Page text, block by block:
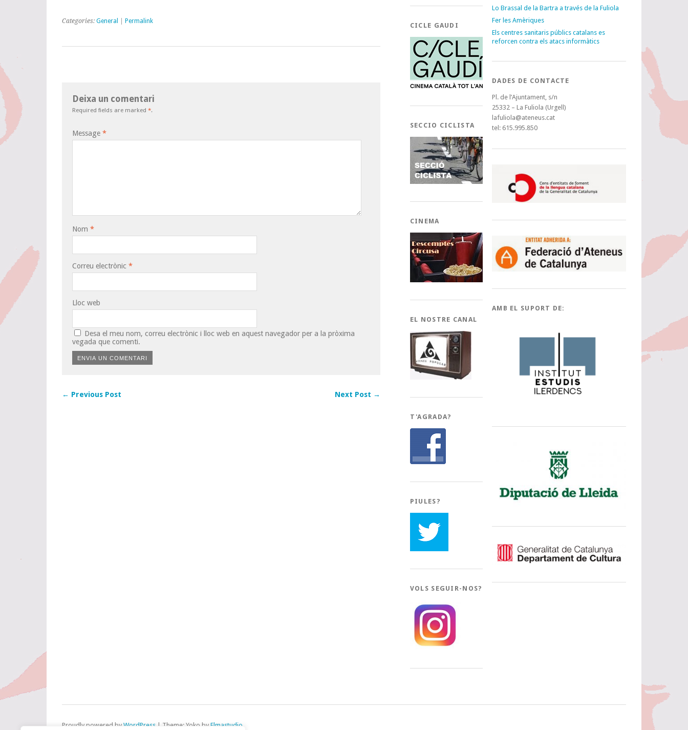
Categories: General Permalink
Deixa un comentari
Required fields are marked *.
Message *
Nom *
Correu electrònic *
Lloc web
Desa el meu nom, correu electrònic i lloc web en aquest navegador per a la pròxima
vegada que comenti.
← Previous Post Next Post →
CICLE GAUDI
SECCIO CICLISTA
CINEMA
EL NOSTRE CANAL
T'AGRADA?
PIULES?
VOLS SEGUIR-NOS?
Lo Brassal de la Bartra a través de la Fuliola
Fer les Amèriques
Els centres sanitaris públics catalans es
reforcen contra els atacs informàtics
DADES DE CONTACTE
Pl. de l’Ajuntament, s/n
25332 – La Fuliola (Urgell)
lafuliola@ateneus.cat
tel: 615.995.850
AMB EL SUPORT DE:
Proudly powered by WordPress | Theme: Yoko by Elmastudio